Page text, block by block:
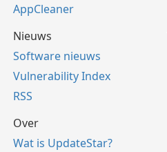
AppCleaner
Nieuws
Software nieuws
Vulnerability Index
RSS
Over
Wat is UpdateStar?